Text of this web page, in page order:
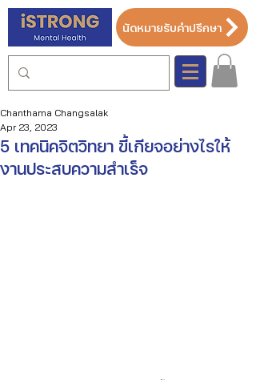
นัดหมายรับคำปรึกษา
5 เทคนิคจิตวิทยา ขี้เกียจอย่างไรให้
งานประสบความสำเร็จ
Chanthama Changsalak
Apr 23, 2023